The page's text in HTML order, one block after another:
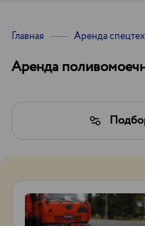
Главная Аренда
Аренда